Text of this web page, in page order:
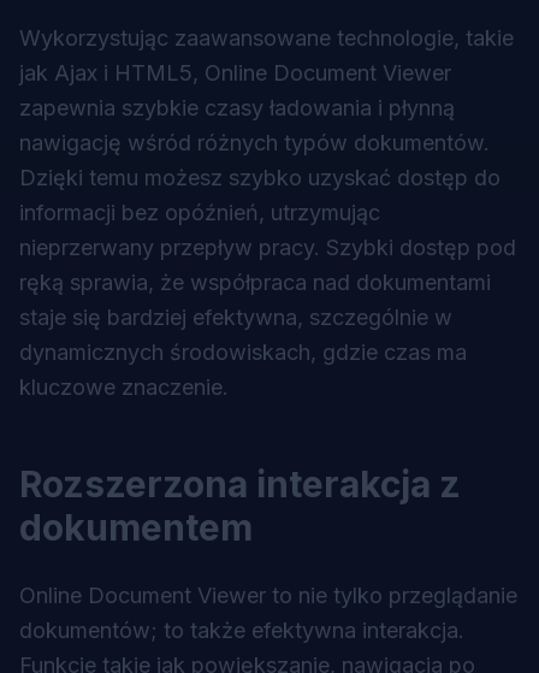
Wykorzystując zaawansowane technologie, takie
jak Ajax i HTML5, Online Document Viewer
zapewnia szybkie czasy ładowania i płynną
nawigację wśród różnych typów dokumentów.
Dzięki temu możesz szybko uzyskać dostęp do
informacji bez opóźnień, utrzymując
nieprzerwany przepływ pracy. Szybki dostęp pod
ręką sprawia, że współpraca nad dokumentami
staje się bardziej efektywna, szczególnie w
dynamicznych środowiskach, gdzie czas ma
kluczowe znaczenie.
Rozszerzona interakcja z
dokumentem
Online Document Viewer to nie tylko przeglądanie
dokumentów; to także efektywna interakcja.
Funkcje takie jak powiększanie, nawigacja po